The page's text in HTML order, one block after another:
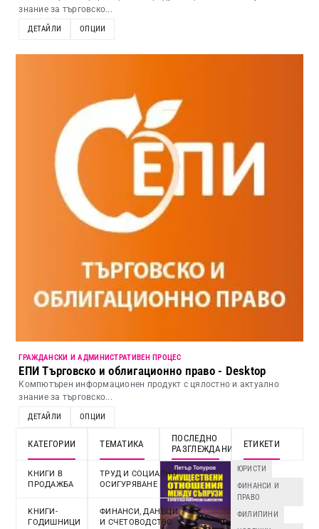
знание за търговско...
ДЕТАЙЛИ ОПЦИИ
ГРАЖДАНСКИ И АДМИНИСТРАТИВЕН ПРОЦЕС
ЕПИ Търговско и облигационно право - Desktop
Компютърен информационен продукт с цялостно и актуално
знание за търговско...
ДЕТАЙЛИ ОПЦИИ
КАТЕГОРИИ
КНИГИ В
ПРОДАЖБА
KНИГИ-
ГОДИШНИЦИ
ТЕМАТИКА
ТРУД И СОЦИАЛНО
ОСИГУРЯВАНЕ
ФИНАНСИ, ДАНЪЦИ
И СЧЕТОВОДСТВО
ПОСЛЕДНО
РАЗГЛЕЖДАНИ
ЕТИКЕТИ
ЮРИСТИ
ФИНАНСИ И
ПРАВО
ФИЛИПИНИ